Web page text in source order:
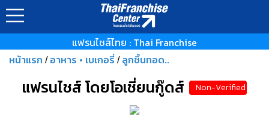
แฟรนไชส์ไทย : Thai Franchise
หน้าแรก / อาหาร • เบเกอรี่ / ลูกชิ้นทอด..
แฟรนไชส์ โดยโอเชี่ยนกู๊ดส์ Non-Verified